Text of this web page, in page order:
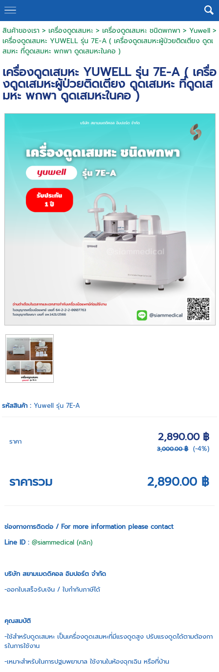
สินค้าของเรา > เครื่องดูดเสมหะ > เครื่องดูดเสมหะ ชนิดพกพา > Yuwell>
เครื่องดูดเสมหะ YUWELL รุ่น 7E-A ( เครื่องดูดเสมหะผู้ป่วยติดเตียง ดูดเ
สมหะ ที่ดูดเสมหะ พกพา ดูดเสมหะในคอ )
เครื่องดูดเสมหะ YUWELL รุ่น 7E-A ( เครื่อ
งดูดเสมหะผู้ป่วยติดเตียง ดูดเสมหะ ที่ดูดเส
มหะ พกพา ดูดเสมหะในคอ )
รหัสสินค้า :Yuwell รุ่น 7E-A
ราคา 2,890.00 ฿
3,000.00 ฿ (-4%)
ราคารวม 2,890.00 ฿
ช่องทางการติดต่อ / For more information please contact
Line ID :@siammedical (คลิก)
บริษัท สยามเมดดิคอล อิมปอร์ต จำกัด
-ออกใบเสร็จรับเงิน / ใบกำกับภาษีได้
คุณสมบัติ
-ใช้สำหรับดูดเสมหะ เป็นเครื่องดูดเสมหะที่มีแรงดูดสูง ปรับแรงดูดได้ตามต้องกา
รในการใช้งาน
-เหมาะสำหรับในการปฐมพยาบาล ใช้งานในห้องฉุกเฉิน หรือที่บ้าน